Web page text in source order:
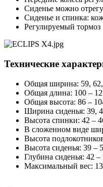
Сиденье можно
Сиденье и спинка:
Регулируемый тормоз
Технические
Общая ширина: 59,
Общая длина: 100 –
Общая высота: 86 –
Ширина сиденья: 39,
Высота спинки: 42 –
В сложенном виде
Высота
Высота сиденья: 39 –
Глубина сиденья: 42 –
Максимальный вес: